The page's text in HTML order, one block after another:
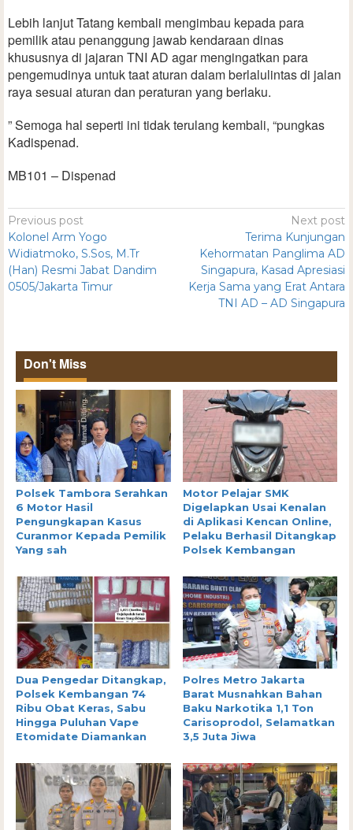
Lebih lanjut Tatang kembali mengimbau kepada para
pemilik atau penanggung jawab kendaraan dinas
khususnya di jajaran TNI AD agar mengingatkan para
pengemudinya untuk taat aturan dalam berlalulintas di jalan
raya sesuai aturan dan peraturan yang berlaku.
” Semoga hal seperti ini tidak terulang kembali, “pungkas
Kadispenad.
MB101 – Dispenad
Previous post
Kolonel Arm Yogo
Widiatmoko, S.Sos, M.Tr
(Han) Resmi Jabat Dandim
0505/Jakarta Timur
Next post
Terima Kunjungan
Kehormatan Panglima AD
Singapura, Kasad Apresiasi
Kerja Sama yang Erat Antara
TNI AD – AD Singapura
Don't Miss
Polsek Tambora Serahkan
6 Motor Hasil
Pengungkapan Kasus
Curanmor Kepada Pemilik
Yang sah
Motor Pelajar SMK
Digelapkan Usai Kenalan
di Aplikasi Kencan Online,
Pelaku Berhasil Ditangkap
Polsek Kembangan
Dua Pengedar Ditangkap,
Polsek Kembangan 74
Ribu Obat Keras, Sabu
Hingga Puluhan Vape
Etomidate Diamankan
Polres Metro Jakarta
Barat Musnahkan Bahan
Baku Narkotika 1,1 Ton
Carisoprodol, Selamatkan
3,5 Juta Jiwa